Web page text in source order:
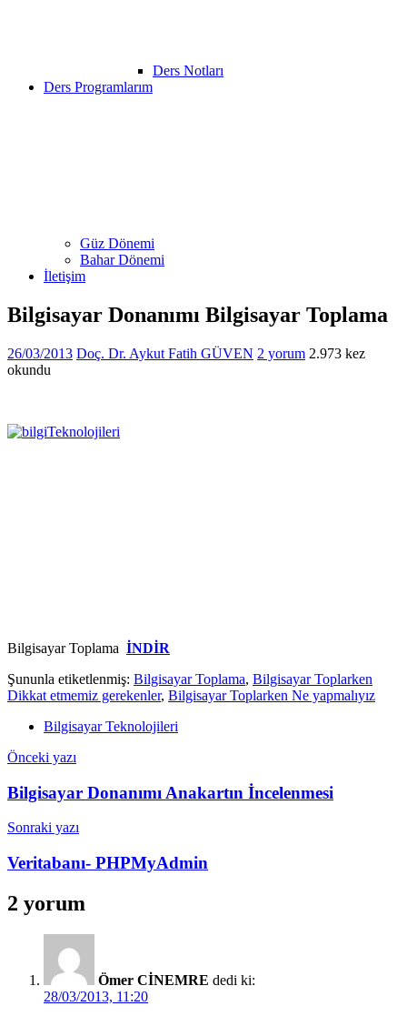
Ders Notları
Ders Programlarım
Güz Dönemi
Bahar Dönemi
İletişim
Bilgisayar Donanımı Bilgisayar Toplama
26/03/2013 Doç. Dr. Aykut Fatih GÜVEN 2 yorum 2.973 kez
okundu
Bilgisayar Toplama İNDİR
Şununla etiketlenmiş: Bilgisayar Toplama, Bilgisayar Toplarken
Dikkat etmemiz gerekenler, Bilgisayar Toplarken Ne yapmalıyız
Bilgisayar Teknolojileri
Yazı
gezinmesi
Önceki yazı
Bilgisayar Donanımı Anakartın İncelenmesi
Sonraki yazı
Veritabanı- PHPMyAdmin
2 yorum
Ömer CİNEMRE dedi ki:
28/03/2013, 11:20